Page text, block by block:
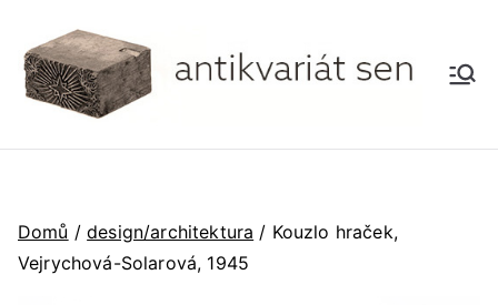
obsah
A
nti
Antikv
Domů /design/architektura / Kouzlo hraček,
Vejrychová-Solarová, 1945